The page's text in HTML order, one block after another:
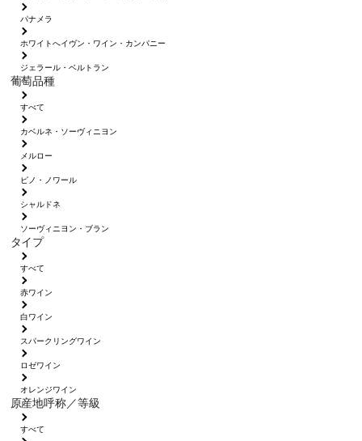
パナメラ
ホワイトへイヴン・ワイン・カンパニー
ジェラール・ベルトラン
葡萄品種
すべて
カベルネ・ソーヴィニヨン
メルロー
ピノ・ノワール
シャルドネ
ソーヴィニヨン・ブラン
タイプ
すべて
赤ワイン
白ワイン
スパークリングワイン
ロゼワイン
オレンジワイン
原産地呼称／等級
すべて